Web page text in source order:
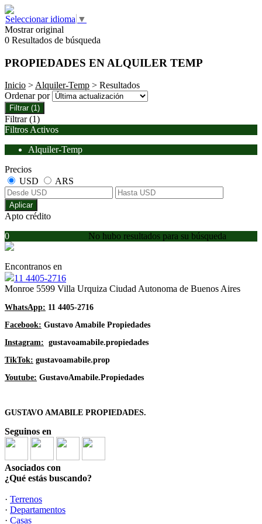
Seleccionar idioma ▼
Mostrar original
0 Resultados de búsqueda
PROPIEDADES EN ALQUILER TEMP
Inicio >Alquiler-Temp > Resultados
Ordenar por
Filtrar (1)
Filtrar (1)
Filtros Activos
Alquiler-Temp
Precios
USD
ARS
Aplicar
Apto crédito
No hubo resultados para su búsqueda
0
Encontranos en
11 4405-2716
Monroe 5599 Villa Urquiza Ciudad Autonoma de Buenos Aires
WhatsApp: 11 4405-2716
Facebook: Gustavo Amabile Propiedades
Instagram: gustavoamabile.propiedades
TikTok: gustavoamabile.prop
Youtube: GustavoAmabile.Propiedades
GUSTAVO AMABILE PROPIEDADES.
Seguinos en
Asociados con
¿Qué estás buscando?
· Terrenos
· Departamentos
· Casas